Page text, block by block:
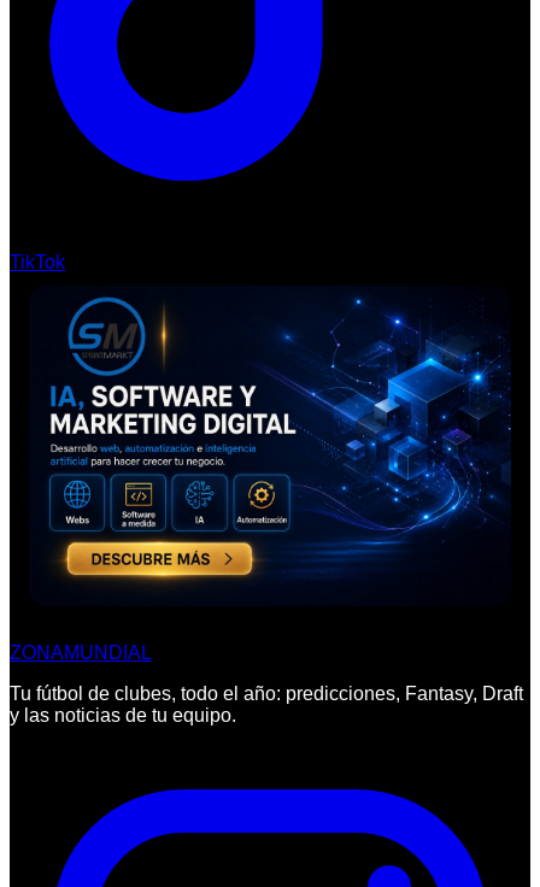
TikTok
ZONAMUNDIAL
Tu fútbol de clubes, todo el año: predicciones, Fantasy, Draft
y las noticias de tu equipo.